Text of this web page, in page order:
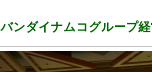
バンダイナムコグループ